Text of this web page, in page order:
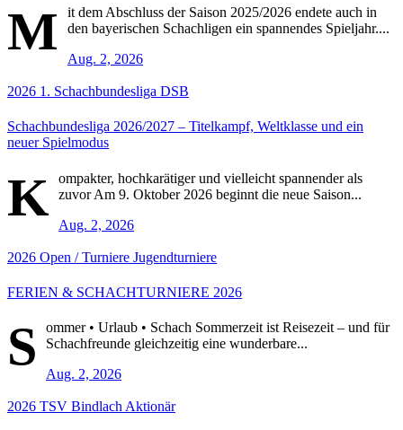
M
it dem Abschluss der Saison 2025/2026 endete auch in
den bayerischen Schachligen ein spannendes Spieljahr....
Aug. 2, 2026
2026 1. Schachbundesliga DSB
Schachbundesliga 2026/2027 – Titelkampf, Weltklasse und ein
neuer Spielmodus
K ompakter, hochkarätiger und vielleicht spannender als
zuvor Am 9. Oktober 2026 beginnt die neue Saison...
Aug. 2, 2026
2026 Open / Turniere Jugendturniere
FERIEN & SCHACHTURNIERE 2026
S
ommer • Urlaub • Schach Sommerzeit ist Reisezeit – und für
Schachfreunde gleichzeitig eine wunderbare...
Aug. 2, 2026
2026 TSV Bindlach Aktionär